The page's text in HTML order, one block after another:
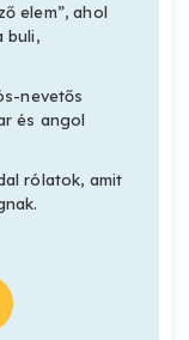
elem”, ahol
buli,
nevetős
és angol
rólatok, amit